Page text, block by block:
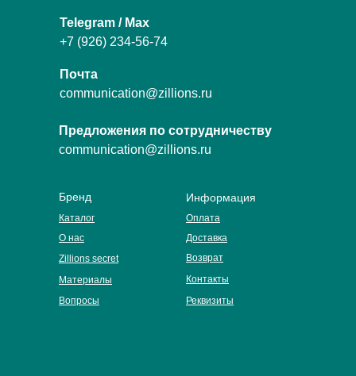
Предложения по сотрудничеству
communication@zillions.ru
Почта
communication@zillions.ru
Контакты
Вопросы
Материалы
О нас
Zillions secret
Возврат
Доставка
Оплата
Реквизиты
Информация
Бренд
Каталог
Telegram / Max
+7 (926) 234-56-74